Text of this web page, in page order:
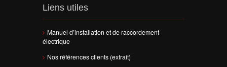
Liens utiles
Manuel d’installation et de raccordement
électrique
Nos références clients (extrait)